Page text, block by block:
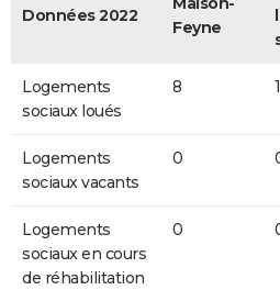
Données 2022
Feyne
Logements
sociaux loués
8
Logements
sociaux vacants
0
Logements
sociaux en cours
de réhabilitation
0